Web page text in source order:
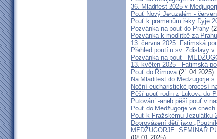
36. Mladifest 2025 v
Pouť Nový Jeruzalém -
Pouť k pramenům řeky Dyje
Pozvánka na pouť do Prahy
Pozvánka k modlitbě za
13. června 2025: Fatimská
Přehled poutí u sv. Zdislavy
Pozvánka na pouť -
13. květen 2025 - Fatimská
Pouť do Římova(21.04.2025)
Na Mladifest do Medžugorje s
Noční eucharistické procesí
Pěší pouť rodin z Lukova do
Putování -aneb pěší pouť v
Pouť do Medžugorje ve
Pouť k Pražskému Jezulátku
Doprovázení dětí jako
MEDŽUGORJE: SEMINÁŘ
(08.01.2025)